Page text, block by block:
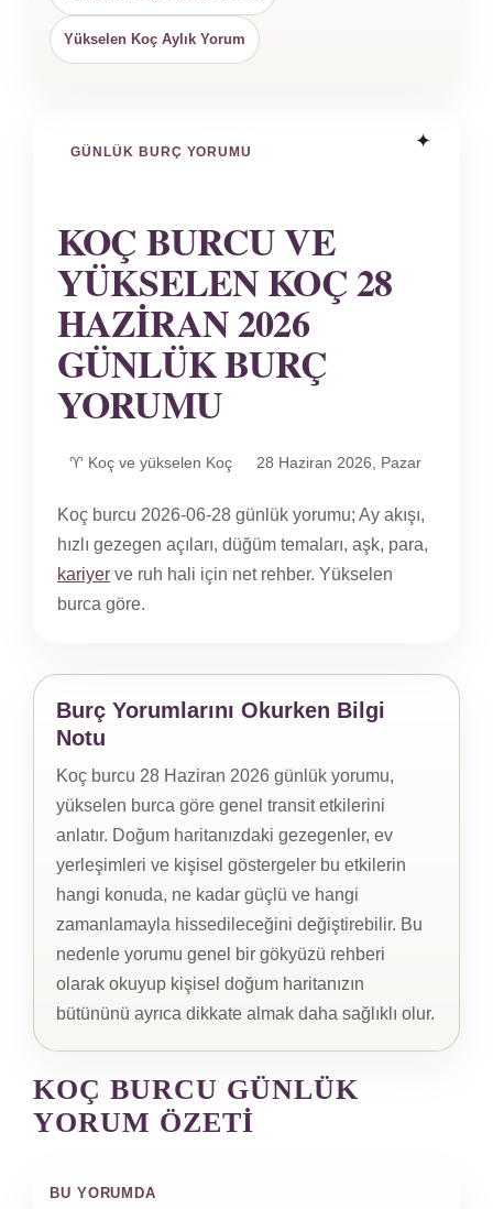
Yükselen Koç Aylık Yorum
GÜNLÜK BURÇ YORUMU
KOÇ BURCU VE
YÜKSELEN KOÇ 28
HAZIRAN 2026
GÜNLÜK BURÇ
YORUMU
♈ Koç ve yükselen Koç 28 Haziran 2026, Pazar
Koç burcu 2026-06-28 günlük yorumu; Ay akışı,
hızlı gezegen açıları, düğüm temaları, aşk, para,
kariyer ve ruh hali için net rehber. Yükselen
burca göre.
Burç Yorumlarını Okurken Bilgi
Notu
Koç burcu 28 Haziran 2026 günlük yorumu,
yükselen burca göre genel transit etkilerini
anlatır. Doğum haritanızdaki gezegenler, ev
yerleşimleri ve kişisel göstergeler bu etkilerin
hangi konuda, ne kadar güçlü ve hangi
zamanlamayla hissedileceğini değiştirebilir. Bu
nedenle yorumu genel bir gökyüzü rehberi
olarak okuyup kişisel doğum haritanızın
bütününü ayrıca dikkate almak daha sağlıklı olur.
KOÇ BURCU GÜNLÜK
YORUM ÖZETI
BU YORUMDA